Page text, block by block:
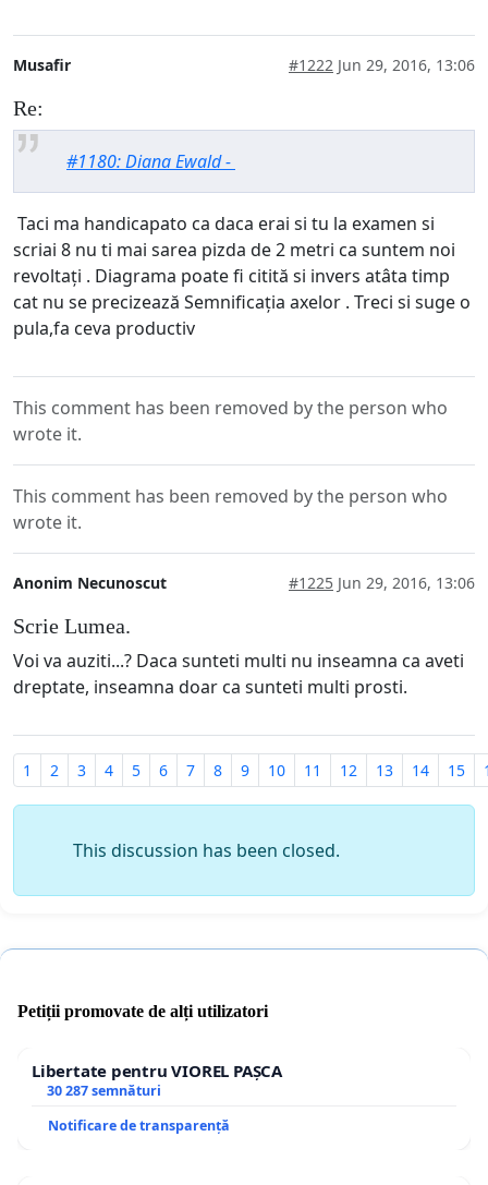
Musafir #1222 Jun 29, 2016, 13:06
Re:
#1180: Diana Ewald -
Taci ma handicapato ca daca erai si tu la examen si
scriai 8 nu ti mai sarea pizda de 2 metri ca suntem noi
revoltați . Diagrama poate fi citită si invers atâta timp
cat nu se precizează Semnificația axelor . Treci si suge o
pula,fa ceva productiv
This comment has been removed by the person who
wrote it.
This comment has been removed by the person who
wrote it.
Anonim Necunoscut #1225 Jun 29, 2016, 13:06
Scrie Lumea.
Voi va auziti...? Daca sunteti multi nu inseamna ca aveti
dreptate, inseamna doar ca sunteti multi prosti.
1 2 3 4 5 6 7 8 9 10 11 12 13 14 15
This discussion has been closed.
Petiții promovate de alți utilizatori
Libertate pentru VIOREL PAȘCA
30 287 semnături
Notificare de transparență